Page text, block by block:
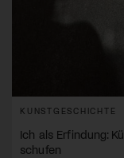
KUNSTGESCHICHTE
Ich als Erfindung:
schufen